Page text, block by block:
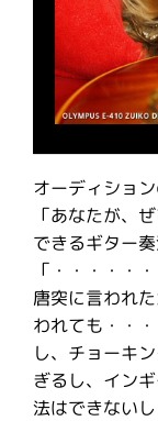
オーディショ
「あなたが、
できるギター
「・・・・・
唐突に言われ
われても・・
し、チョーキ
ぎるし、イン
法はできない